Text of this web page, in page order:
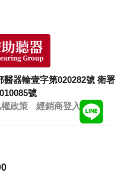
醫器輸壹字第020282號 衛署
號
權政策 經銷商登入